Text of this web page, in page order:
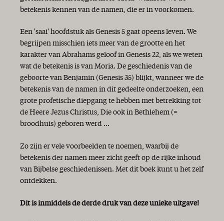
Alle geestelijke zegen
Goede voornemens
Niets is zeker!?
Blij met de Bijbel!
betekenis kennen van de namen, die er in voorkomen.
Een 'saai' hoofdstuk als Genesis 5 gaat opeens leven. We
begrijpen misschien iets meer van de grootte en het
karakter van Abrahams geloof in Genesis 22, als we weten
wat de betekenis is van Moria. De geschiedenis van de
geboorte van Benjamin (Genesis 35) blijkt, wanneer we de
betekenis van de namen in dit gedeelte onderzoeken, een
grote profetische diepgang te hebben met betrekking tot
de Heere Jezus Christus, Die ook in Bethlehem (=
broodhuis) geboren werd ...
Zo zijn er vele voorbeelden te noemen, waarbij de
betekenis der namen meer zicht geeft op de rijke inhoud
van Bijbelse geschiedenissen. Met dit boek kunt u het zelf
ontdekken.
Dit is inmiddels de derde druk van deze unieke uitgave!